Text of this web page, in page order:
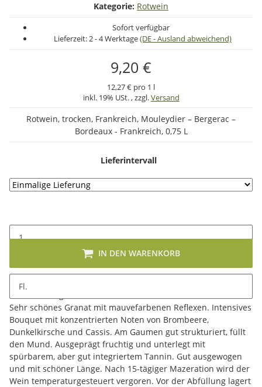
Kategorie: Rotwein
Sofort verfügbar
Lieferzeit:2 - 4 Werktage(DE - Ausland abweichend)
9,20 €
12,27 € pro 1 l
inkl. 19% USt. , zzgl.Versand
Rotwein, trocken, Frankreich, Mouleydier – Bergerac –
Bordeaux - Frankreich, 0,75 L
Lieferintervall
Fl.
IN DEN WARENKORB
Beschreibung
Sehr schönes Granat mit mauvefarbenen Reflexen. Intensives
Bouquet mit konzentrierten Noten von Brombeere,
Dunkelkirsche und Cassis. Am Gaumen gut strukturiert, füllt
den Mund. Ausgeprägt fruchtig und unterlegt mit
spürbarem, aber gut integriertem Tannin. Gut ausgewogen
und mit schöner Länge. Nach 15-tägiger Mazeration wird der
Wein temperaturgesteuert vergoren. Vor der Abfüllung lagert